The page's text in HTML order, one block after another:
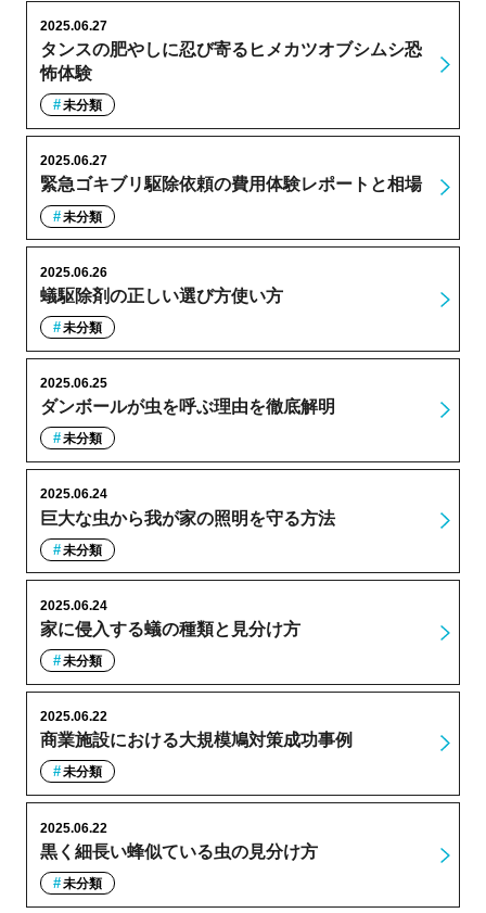
タンスの肥やしに忍び寄るヒメカツオブシムシ恐
怖体験
2025.06.27
未分類
緊急ゴキブリ駆除依頼の費用体験レポートと相場
2025.06.27
未分類
蟻駆除剤の正しい選び方使い方
2025.06.26
未分類
ダンボールが虫を呼ぶ理由を徹底解明
2025.06.25
未分類
巨大な虫から我が家の照明を守る方法
2025.06.24
未分類
家に侵入する蟻の種類と見分け方
2025.06.24
未分類
商業施設における大規模鳩対策成功事例
2025.06.22
未分類
黒く細長い蜂似ている虫の見分け方
2025.06.22
未分類